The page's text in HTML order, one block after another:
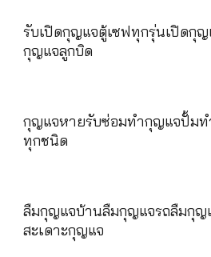
รับเปิดกุญแจตู้เซฟทุกรุ่นเปิดกุญ
กุญแจลูกบิด
กุญแจหายรับซ่อมทำกุญแจปั้ม
ทุกชนิด
ลืมกุญแจบ้านลืมกุญแจรถลืมกุญ
สะเดาะกุญแจ